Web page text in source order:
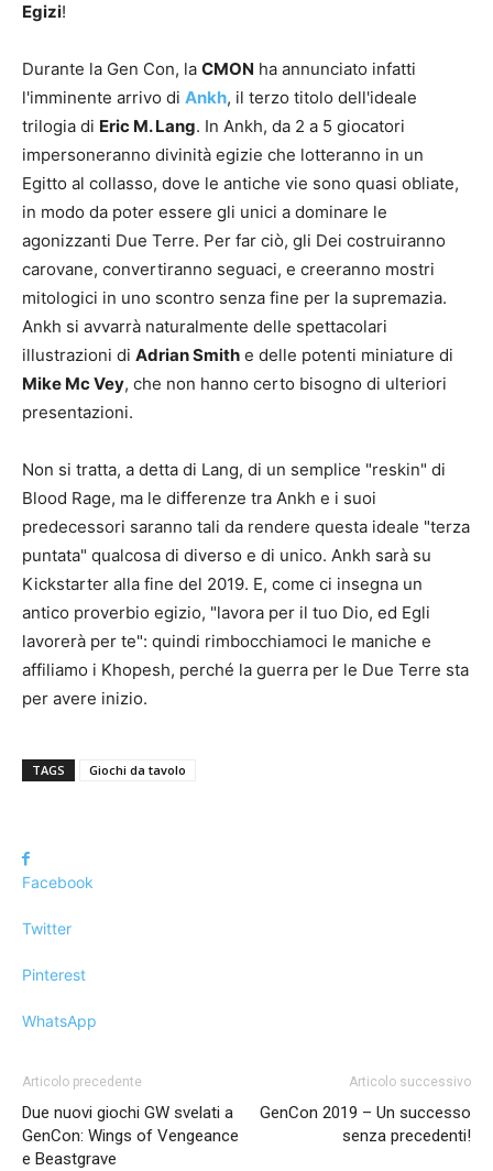
Egizi!
Durante la Gen Con, la CMON ha annunciato infatti
l'imminente arrivo di Ankh, il terzo titolo dell'ideale
trilogia di Eric M. Lang. In Ankh, da 2 a 5 giocatori
impersoneranno divinità egizie che lotteranno in un
Egitto al collasso, dove le antiche vie sono quasi obliate,
in modo da poter essere gli unici a dominare le
agonizzanti Due Terre. Per far ciò, gli Dei costruiranno
carovane, convertiranno seguaci, e creeranno mostri
mitologici in uno scontro senza fine per la supremazia.
Ankh si avvarrà naturalmente delle spettacolari
illustrazioni di Adrian Smith e delle potenti miniature di
Mike Mc Vey, che non hanno certo bisogno di ulteriori
presentazioni.
Non si tratta, a detta di Lang, di un semplice "reskin" di
Blood Rage, ma le differenze tra Ankh e i suoi
predecessori saranno tali da rendere questa ideale "terza
puntata" qualcosa di diverso e di unico. Ankh sarà su
Kickstarter alla fine del 2019. E, come ci insegna un
antico proverbio egizio, "lavora per il tuo Dio, ed Egli
lavorerà per te": quindi rimbocchiamoci le maniche e
affiliamo i Khopesh, perché la guerra per le Due Terre sta
per avere inizio.
TAGS Giochi da tavolo
Facebook
Twitter
Pinterest
WhatsApp
Articolo precedente
Due nuovi giochi GW svelati a
GenCon: Wings of Vengeance
e Beastgrave
Articolo successivo
GenCon 2019 – Un successo
senza precedenti!